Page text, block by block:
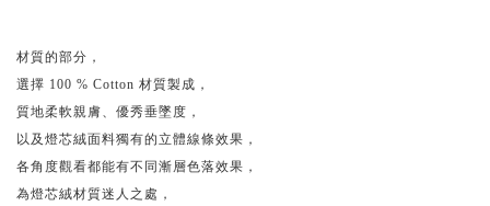
材質的部分，
選擇 100 % Cotton 材質製成，
質地柔軟親膚、優秀垂墜度，
以及燈芯絨面料獨有的立體線條效果，
各角度觀看都能有不同漸層色落效果，
為燈芯絨材質迷人之處，